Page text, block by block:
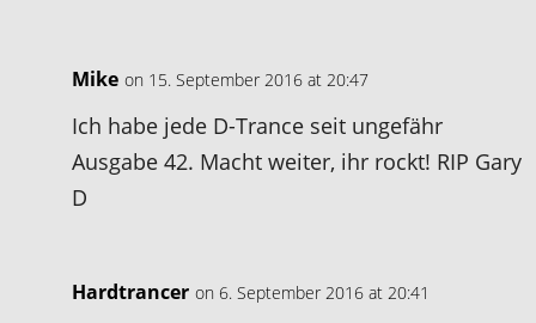
Mike on 15. September 2016 at 20:47
Ich habe jede D-Trance seit ungefähr
Ausgabe 42. Macht weiter, ihr rockt! RIP Gary
D
Hardtrancer on 6. September 2016 at 20:41